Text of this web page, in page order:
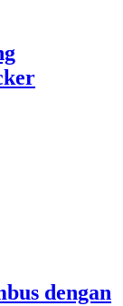
dengan